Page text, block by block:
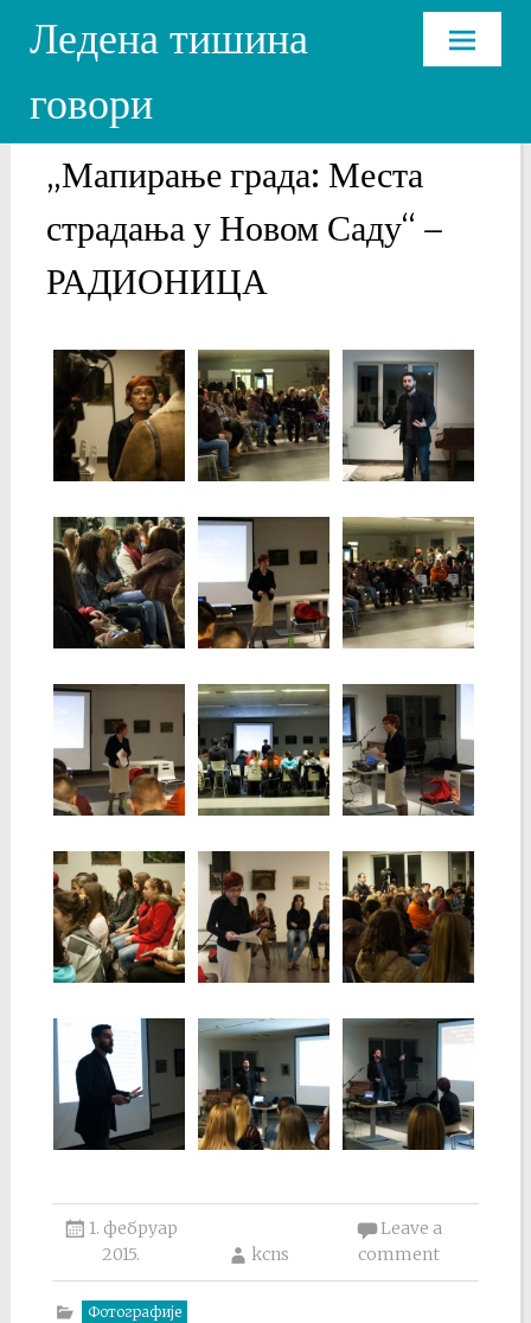
Ледена тишина
говори
„Мапирање града: Места
страдања у Новом Саду“ –
РАДИОНИЦА
1. фебруар
2015.
kcns
Leave a
comment
Фотографије